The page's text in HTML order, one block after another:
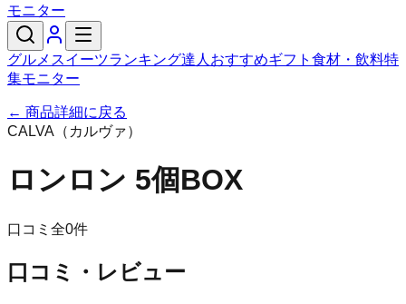
モニター
グルメ スイーツランキング達人おすすめギフト 食材・飲料特
集モニター
← 商品詳細に戻る
CALVA（カルヴァ）
ロンロン 5個BOX
口コミ全0件
口コミ・レビュー